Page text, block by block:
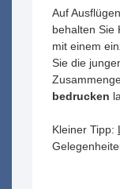
Auf
behalten Sie
mit einem
Sie die
bedrucken
Kleiner Tipp: